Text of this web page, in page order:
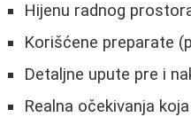
Hijenu radnog
Korišćene preparate
Detaljne upute pre i
Realna očekivanja